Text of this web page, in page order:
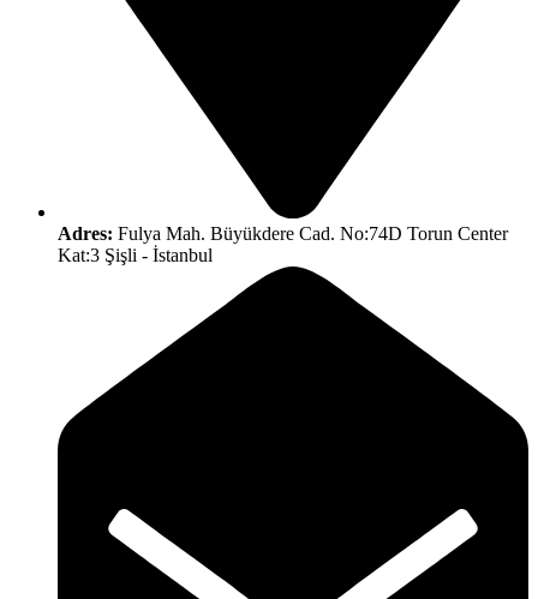
Adres: Fulya Mah. Büyükdere Cad. No:74D Torun Center
Kat:3 Şişli - İstanbul